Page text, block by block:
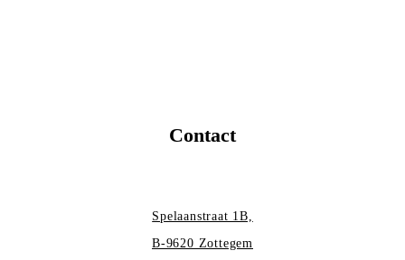
Contact
Spelaanstraat 1B,
B-9620 Zottegem